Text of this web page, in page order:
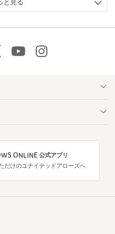
と見る
ONLINE 公式アプリ
だけのユナイテッドアローズへ